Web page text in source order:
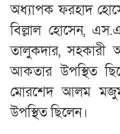
অধ্যাপক ফরহাদ
বিল্লাল হোসেন,
তালুকদার, সহকারী
আকতার উপস্থিত
মোরশেদ আলম
উপস্থিত ছিলেন।